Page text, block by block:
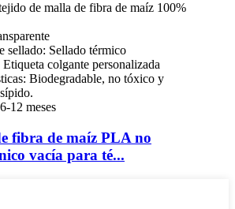
de malla de fibra de maíz 100%
sellado: Sellado térmico
colgante personalizada
Biodegradable, no tóxico y
12 meses
fibra de maíz PLA no
vacía para té...